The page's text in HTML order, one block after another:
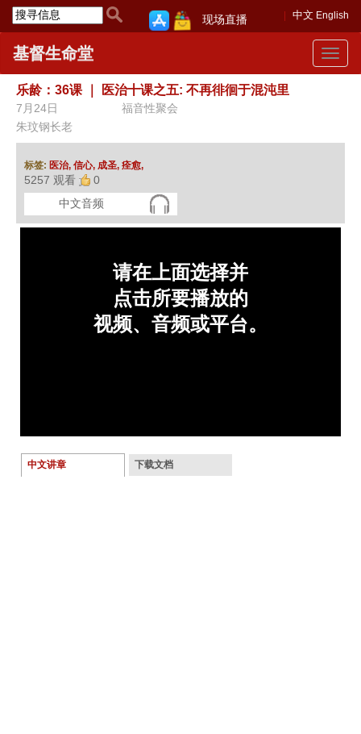
中文 English
现场直播
Toggle
基督生命堂
乐龄：36课 医治十课之五: 不再徘徊于混沌里
7月24日
福音性聚会
朱玟钢长老
标签: 医治, 信心, 成圣, 痊愈,
5257 观看
0
中文音频
中文讲章 下载文档